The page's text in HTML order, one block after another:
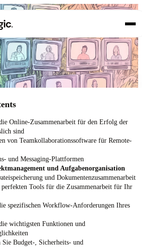
Online-Zusammenarbeit für den Erfolg der
sind
von Teamkollaborationssoftware für Remote-
und Messaging-Plattformen
und Aufgabenorganisation
und Dokumentenzusammenarbeit
perfekten Tools für die Zusammenarbeit für Ihr
spezifischen Workflow-Anforderungen Ihres
wichtigsten Funktionen und
Sie Budget-, Sicherheits- und